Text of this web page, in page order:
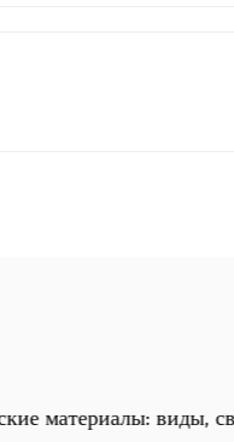
материалы: виды,